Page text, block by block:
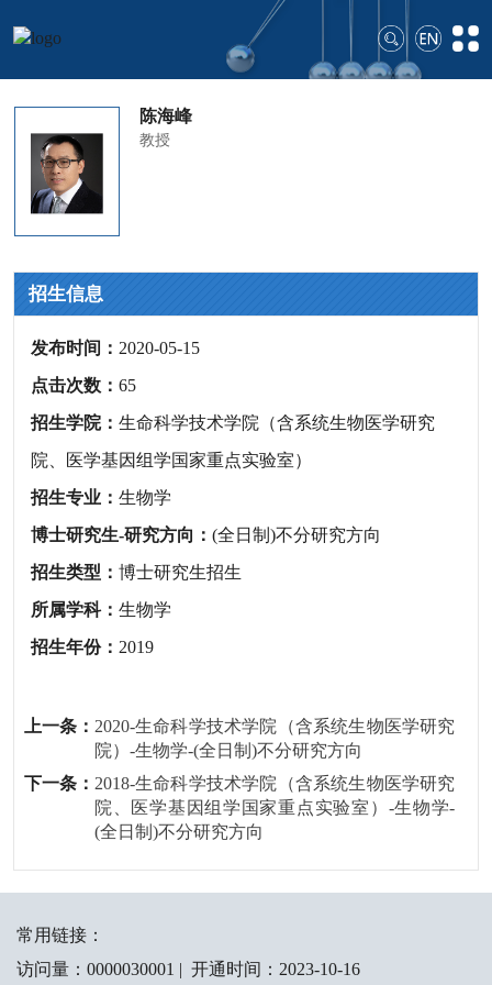
陈海峰
教授
招生信息
发布时间： 2020-05-15
点击次数：65
招生学院：生命科学技术学院（含系统生物医学研究
院、医学基因组学国家重点实验室）
招生专业：生物学
博士研究生-研究方向：(全日制)不分研究方向
招生类型：博士研究生招生
所属学科：生物学
招生年份： 2019
上一条： 2020-生命科学技术学院（含系统生物医学研究
院）-生物学-(全日制)不分研究方向
下一条： 2018-生命科学技术学院（含系统生物医学研究
院、医学基因组学国家重点实验室）-生物学-
(全日制)不分研究方向
常用链接：
访问量： 0000030001 | 开通时间： 2023-10-16